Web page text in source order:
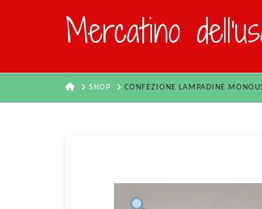
Mercatino
HOMESHOP CONFEZIONE LAMPADINE